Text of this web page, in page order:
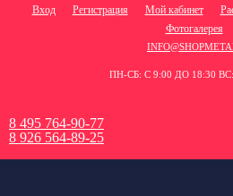
Вход Регистрация Мой кабинет
Фотогалерея
ПН-СБ: С 9:00 ДО 18:30
8 495 764-90-77
8 926 564-89-25